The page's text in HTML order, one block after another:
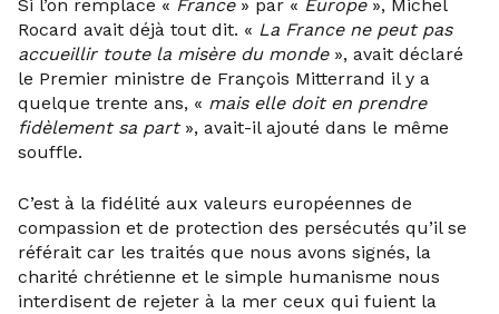
Si l’on remplace « France» par « Europe», Michel
Rocard avait déjà tout dit. « La France ne peut pas
accueillir toute la misère du monde», avait déclaré
le Premier ministre de François Mitterrand il y a
quelque trente ans, « mais elle doit en prendre
fidèlement sa part», avait-il ajouté dans le même
souffle.
C’est à la fidélité aux valeurs européennes de
compassion et de protection des persécutés qu’il se
référait car les traités que nous avons signés, la
charité chrétienne et le simple humanisme nous
interdisent de rejeter à la mer ceux qui fuient la